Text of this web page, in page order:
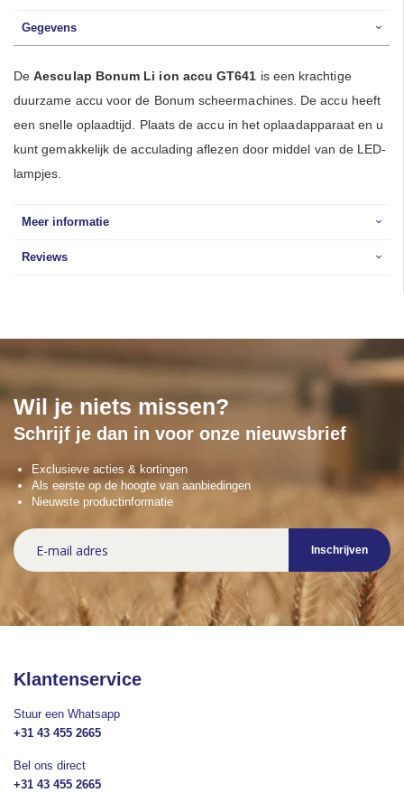
Gegevens
DeAesculap Bonum Li ion accuGT641 is een krachtige
duurzame accu voor de Bonum scheermachines. De accu heeft
een snelle oplaadtijd. Plaats de accu in het oplaadapparaat en u
kunt gemakkelijk de acculading aflezen door middel van de LED-
lampjes.
Meer informatie
Reviews
Wil je niets missen?
Schrijf je dan in voor onze nieuwsbrief
Exclusieve acties & kortingen
Als eerste op de hoogte van aanbiedingen
Nieuwste productinformatie
Abonneer
u
op
Inschrijven
Klantenservice
Stuur een Whatsapp
+31 43 455 2665
Bel ons direct
+31 43 455 2665